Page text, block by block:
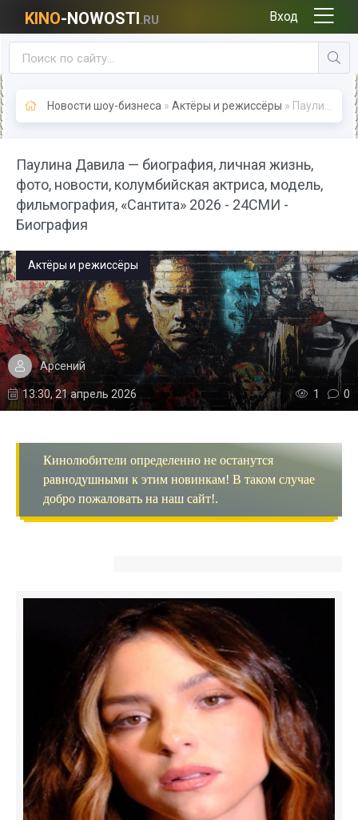
KINO-NOWOSTI.RU Вход
Новости шоу-бизнеса » Актёры и режиссёры » Паулина Давила — биография, личная жизнь, фото, новости, колумбийская актриса, модель, фильмография, «Сантита» 2026 - 24СМИ - Биография
Паулина Давила — биография, личная жизнь,
фото, новости, колумбийская актриса, модель,
фильмография, «Сантита» 2026 - 24СМИ -
Биография
Актёры и режиссёры
Арсений
13:30, 21 апрель 2026 1 0
Кинолюбители определенно не останутся
равнодушными к этим новинкам! В таком случае
добро пожаловать на наш сайт!.